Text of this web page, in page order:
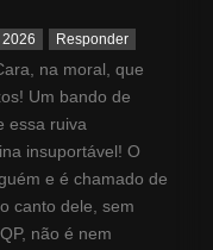
Responder
na moral, que
Um bando de
essa ruiva
insuportável! O
e é chamado de
canto dele, sem
não é nem